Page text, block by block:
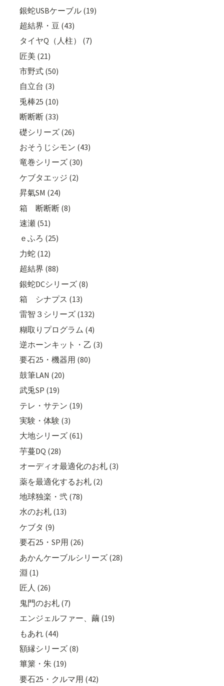
銀蛇USBケーブル (19)
超結界・豆 (43)
タイヤQ（人柱） (7)
匠美 (21)
市野式 (50)
自立台 (3)
兎棒25 (10)
断断断 (33)
礎シリーズ (26)
おそうじシモン (43)
竜巻シリーズ (30)
ケブタエッジ (2)
昇氣SM (24)
箱 断断断 (8)
速瀬 (51)
ｅふろ (25)
力蛇 (12)
超結界 (88)
銀蛇DCシリーズ (8)
箱 シナプス (13)
雷智３シリーズ (132)
糊取りプログラム (4)
逆ホーンキット・乙 (3)
要石25・機器用 (80)
鼓筆LAN (20)
武兎SP (19)
テレ・サテン (19)
実験・体験 (3)
大地シリーズ (61)
芋蔓DQ (28)
オーディオ最適化のお札 (3)
薬を最適化するお札 (2)
地球独楽・弐 (78)
水のお札 (13)
ケブタ (9)
要石25・SP用 (26)
あかんケーブルシリーズ (28)
淵 (1)
匠人 (26)
鬼門のお札 (7)
エンジェルファー、繭 (19)
もあれ (44)
額縁シリーズ (8)
篳篥・朱 (19)
要石25・クルマ用 (42)